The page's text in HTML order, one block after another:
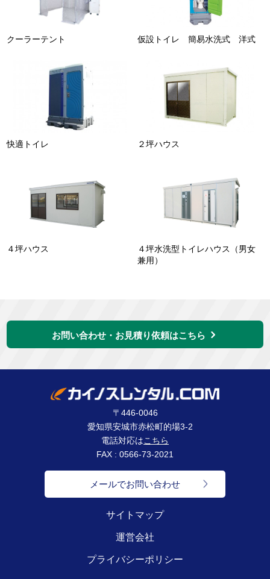
クーラーテント 仮設トイレ 簡易水洗式 洋式
快適トイレ ２坪ハウス
４坪ハウス
４坪水洗型トイレハウス（男女
兼用）
お問い合わせ・お見積り依頼はこちら
〒446-0046
愛知県安城市赤松町的場3-2
電話対応はこちら
FAX : 0566-73-2021
メールでお問い合わせ
サイトマップ
運営会社
プライバシーポリシー